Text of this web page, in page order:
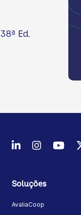
Ed.
LinkedIn
Soluções
AvaliaCoop